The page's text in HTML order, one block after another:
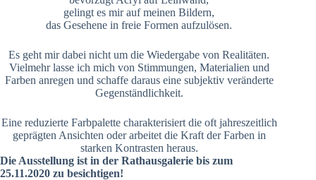
gelingt es mir auf meinen Bildern,
das Gesehene in freie Formen aufzulösen.
Es geht mir dabei nicht um die Wiedergabe von Realitäten.
Vielmehr lasse ich mich von Stimmungen, Materialien und
Farben anregen und schaffe daraus eine subjektiv veränderte
Gegenständlichkeit.
Eine reduzierte Farbpalette charakterisiert die oft jahreszeitlich
geprägten Ansichten oder arbeitet die Kraft der Farben in
starken Kontrasten heraus.
Die Ausstellung ist in der Rathausgalerie bis zum
25.11.2020 zu besichtigen!